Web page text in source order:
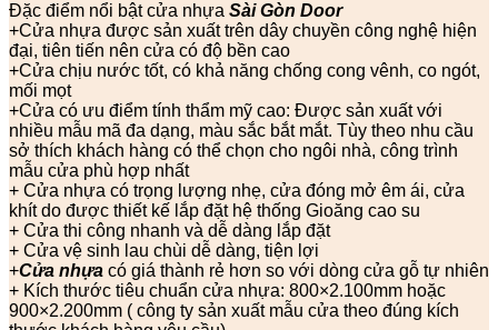
Đặc điểm nổi bật cửa nhựa Sài Gòn Door
+Cửa nhựa được sản xuất trên dây chuyền công nghệ hiện
đại, tiên tiến nên cửa có độ bền cao
+Cửa chịu nước tốt, có khả năng chống cong vênh, co ngót,
mối mọt
+Cửa có ưu điểm tính thẩm mỹ cao: Được sản xuất với
nhiều mẫu mã đa dạng, màu sắc bắt mắt. Tùy theo nhu cầu
sở thích khách hàng có thể chọn cho ngôi nhà, công trình
mẫu cửa phù hợp nhất
+ Cửa nhựa có trọng lượng nhẹ, cửa đóng mở êm ái, cửa
khít do được thiết kế lắp đặt hệ thống Gioăng cao su
+ Cửa thi công nhanh và dễ dàng lắp đặt
+ Cửa vệ sinh lau chùi dễ dàng, tiện lợi
+Cửa nhựa có giá thành rẻ hơn so với dòng cửa gỗ tự nhiên
+ Kích thước tiêu chuẩn cửa nhựa: 800×2.100mm hoặc
900×2.200mm ( công ty sản xuất mẫu cửa theo đúng kích